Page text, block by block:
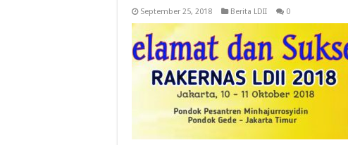
September 25, 2018 Berita LDII 0